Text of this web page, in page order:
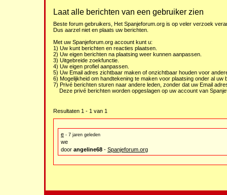
Laat alle berichten van een gebruiker zien
Beste forum gebruikers, Het Spanjeforum.org is op veler verzoek
Dus aarzel niet en plaats uw berichten.
Met uw Spanjeforum.org account kunt u:
1) Uw kunt berichten en reacties plaatsen.
2) Uw eigen berichten na plaatsing weer kunnen aanpassen.
3) Uitgebreide zoekfunctie.
4) Uw eigen profiel aanpassen.
5) Uw Email adres zichtbaar maken of onzichtbaar houden voor
6) Mogelijkheid om handtekening te maken voor plaatsing onder al uw
7) Privé berichten sturen naar andere leden, zonder dat uw Email
Deze privé berichten worden opgeslagen op uw account van
Resultaten 1 - 1 van 1
e - 7 jaren geleden
we
door angeline68 - Spanjeforum.org